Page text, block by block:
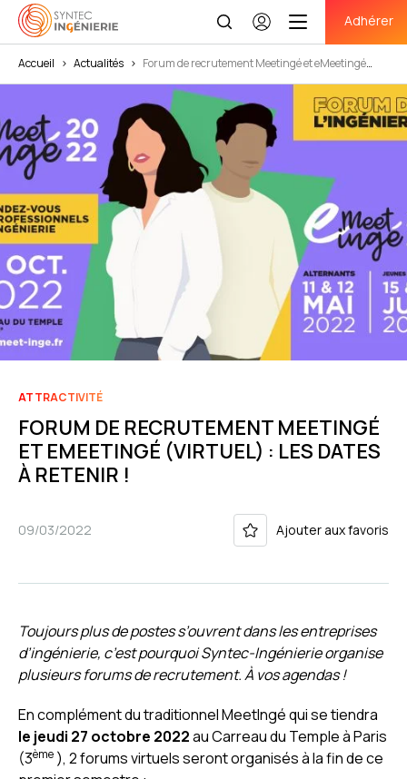
Se
connecter
Adhérer
Accueil > Actualités > Forum de recrutement Meetingé et eMeetingé
ATTRACTIVITÉ
FORUM DE RECRUTEMENT MEETINGÉ
ET EMEETINGÉ (VIRTUEL) : LES DATES
À RETENIR !
09/03/2022 Ajouter aux favoris
Toujours plus de postes s’ouvrent dans les entreprises
d’ingénierie, c’est pourquoi Syntec-Ingénierie organise
plusieurs forums de recrutement.À vos agendas !
En complément du traditionnel MeetIngé qui se tiendra
le jeudi 27 octobre 2022au Carreau du Temple à Paris
(3ème ), 2 forums virtuels seront organisés à la fin de ce